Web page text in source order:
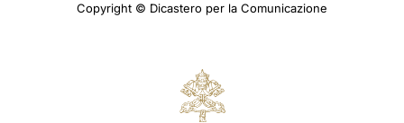
Copyright © Dicastero per la Comunicazione